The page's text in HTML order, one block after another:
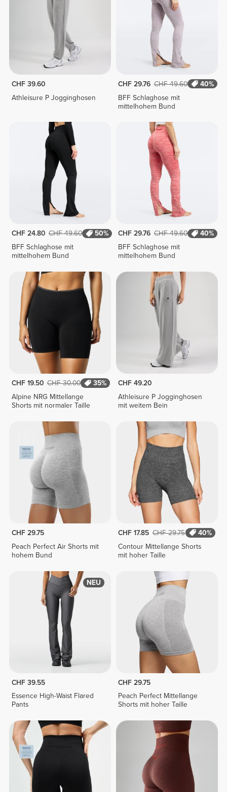
CHF 39.60
Athleisure P Jogginghosen
CHF 29.76 CHF 49.60
40%
BFF Schlaghose mit
mittelhohem Bund
CHF 24.80 CHF 49.60
50%
BFF Schlaghose mit
mittelhohem Bund
CHF 29.76 CHF 49.60
40%
BFF Schlaghose mit
mittelhohem Bund
CHF 19.50 CHF 30.00
35%
Alpine NRG Mittellange
Shorts mit normaler Taille
CHF 49.20
Athleisure P Jogginghosen
mit weitem Bein
CHF 29.75
Peach Perfect Air Shorts mit
hohem Bund
CHF 17.85 CHF 29.75
40%
Contour Mittellange Shorts
mit hoher Taille
NEU
CHF 39.55
Essence High-Waist Flared
Pants
CHF 29.75
Peach Perfect Mittellange
Shorts mit hoher Taille